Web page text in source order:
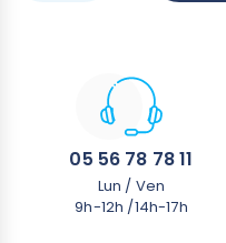
05 56 78 78 11
Lun / Ven
9h-12h /14h-17h